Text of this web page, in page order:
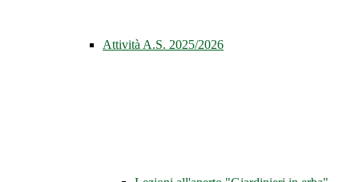
Attività A.S. 2025/2026